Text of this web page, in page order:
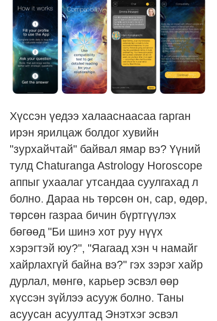
Хүссэн үедээ халааснаасаа гарган
ирэн ярилцаж болдог хувийн
"зурхайчтай" байвал ямар вэ? Үүний
тулд Chaturanga Astrology Horoscope
аппыг ухаалаг утсандаа суулгахад л
болно. Дараа нь төрсөн он, сар, өдөр,
төрсөн газраа бичин бүртгүүлэх
бөгөөд "Би шинэ хот руу нүүх
хэрэгтэй юу?", "Яагаад хэн ч намайг
хайрлахгүй байна вэ?" гэх зэрэг хайр
дурлал, мөнгө, карьер эсвэл өөр
хүссэн зүйлээ асууж болно. Таны
асуусан асуултад Энэтхэг эсвэл